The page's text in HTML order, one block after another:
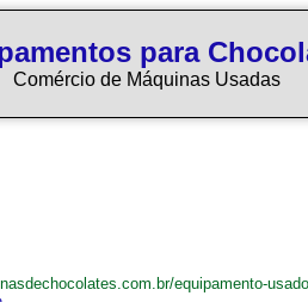
para
Comércio de Máquinas Usadas
equipamento-